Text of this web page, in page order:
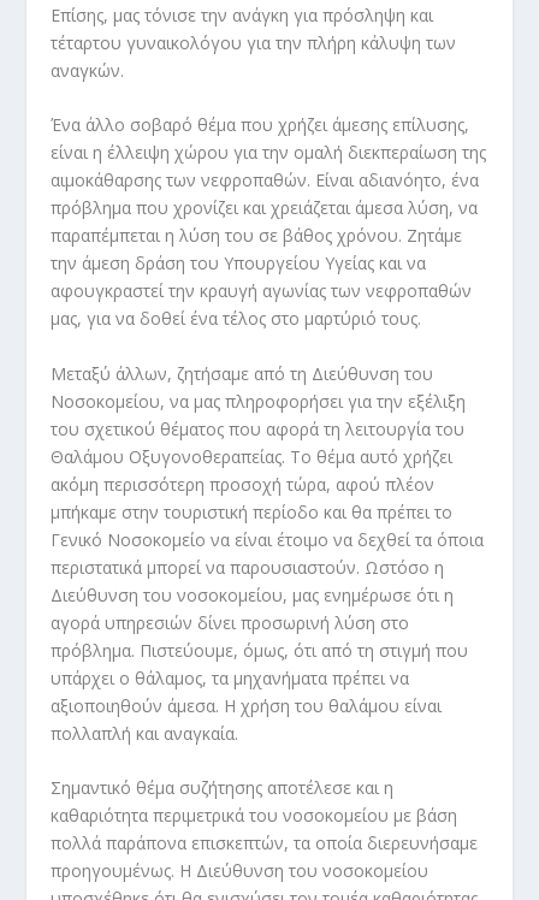
Επίσης, μας τόνισε την ανάγκη για πρόσληψη και
τέταρτου γυναικολόγου για την πλήρη κάλυψη των
αναγκών.
Ένα άλλο σοβαρό θέμα που χρήζει άμεσης επίλυσης,
είναι η έλλειψη χώρου για την ομαλή διεκπεραίωση της
αιμοκάθαρσης των νεφροπαθών. Είναι αδιανόητο, ένα
πρόβλημα που χρονίζει και χρειάζεται άμεσα λύση, να
παραπέμπεται η λύση του σε βάθος χρόνου. Ζητάμε
την άμεση δράση του Υπουργείου Υγείας και να
αφουγκραστεί την κραυγή αγωνίας των νεφροπαθών
μας, για να δοθεί ένα τέλος στο μαρτύριό τους.
Μεταξύ άλλων, ζητήσαμε από τη Διεύθυνση του
Νοσοκομείου, να μας πληροφορήσει για την εξέλιξη
του σχετικού θέματος που αφορά τη λειτουργία του
Θαλάμου Οξυγονοθεραπείας. Το θέμα αυτό χρήζει
ακόμη περισσότερη προσοχή τώρα, αφού πλέον
μπήκαμε στην τουριστική περίοδο και θα πρέπει το
Γενικό Νοσοκομείο να είναι έτοιμο να δεχθεί τα όποια
περιστατικά μπορεί να παρουσιαστούν. Ωστόσο η
Διεύθυνση του νοσοκομείου, μας ενημέρωσε ότι η
αγορά υπηρεσιών δίνει προσωρινή λύση στο
πρόβλημα. Πιστεύουμε, όμως, ότι από τη στιγμή που
υπάρχει ο θάλαμος, τα μηχανήματα πρέπει να
αξιοποιηθούν άμεσα. Η χρήση του θαλάμου είναι
πολλαπλή και αναγκαία.
Σημαντικό θέμα συζήτησης αποτέλεσε και η
καθαριότητα περιμετρικά του νοσοκομείου με βάση
πολλά παράπονα επισκεπτών, τα οποία διερευνήσαμε
προηγουμένως. Η Διεύθυνση του νοσοκομείου